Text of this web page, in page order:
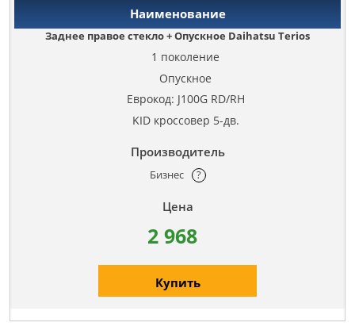
Заднее правое стекло + Опускное Daihatsu Terios
1 поколение
Опускное
Еврокод: J100G RD/RH
KID кроссовер 5-дв.
Бизнес ?
2 968
Купить